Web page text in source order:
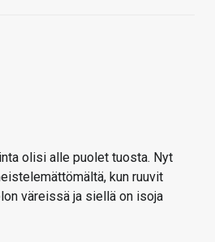
olisi alle puolet tuosta. Nyt
kun ruuvit
väreissä ja siellä on isoja